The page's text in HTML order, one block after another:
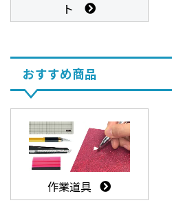
ト
おすすめ商品
作業道具